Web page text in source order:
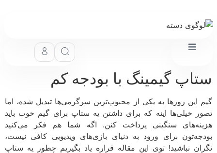
گیمینگ با بودجه کم
این روزها به یکی از محبوب‌ترین سرگرمی‌ها تبدیل شده، اما
خیلی‌ها اینه که برای داشتن یه ستاپ برای گیم خوب باید
سنگینی پرداخت کنن. اگه شما هم فکر می‌کنید
برای ورود به دنیای بازی‌های ویدیویی کافی نیست،
نباشید! توی این مقاله قراره یاد بگیریم چطور یه ستاپ